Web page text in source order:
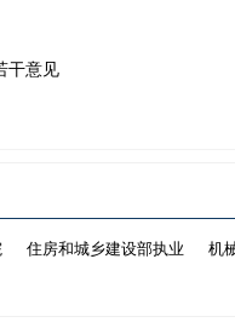
干意见
住房和城乡建设部执业 机